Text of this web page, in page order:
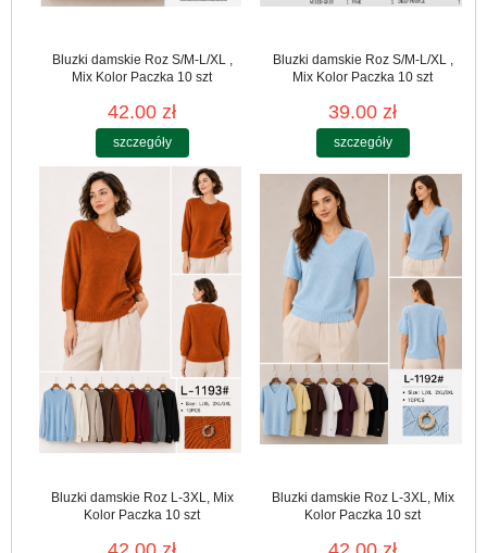
Bluzki damskie Roz S/M-L/XL ,
Mix Kolor Paczka 10 szt
42.00 zł
szczegóły
Bluzki damskie Roz S/M-L/XL ,
Mix Kolor Paczka 10 szt
39.00 zł
szczegóły
Bluzki damskie Roz L-3XL, Mix
Kolor Paczka 10 szt
Bluzki damskie Roz L-3XL, Mix
Kolor Paczka 10 szt